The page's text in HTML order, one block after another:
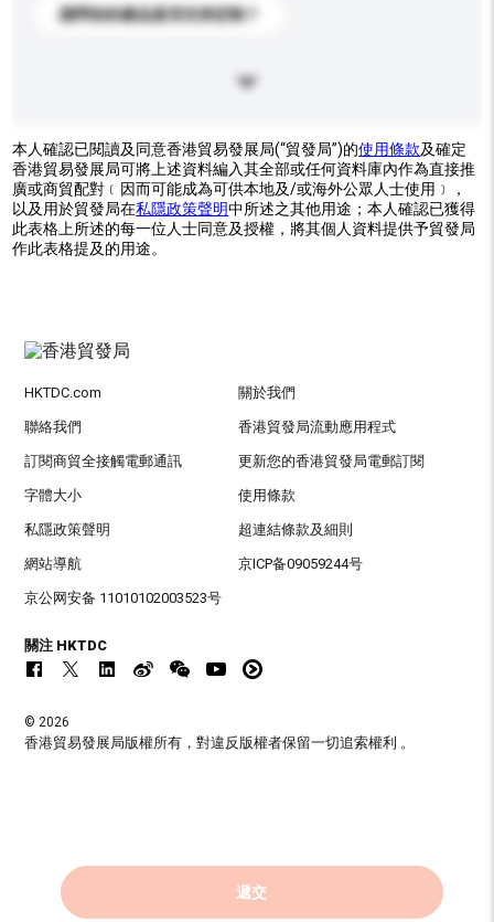
請問你的產品是否支持定制？
本人確認已閱讀及同意香港貿易發展局(“貿發局”)的使用條款及確定
香港貿易發展局可將上述資料編入其全部或任何資料庫內作為直接推
廣或商貿配對﹝因而可能成為可供本地及/或海外公眾人士使用﹞，
以及用於貿發局在私隱政策聲明中所述之其他用途；本人確認已獲得
此表格上所述的每一位人士同意及授權，將其個人資料提供予貿發局
作此表格提及的用途。
遞交
HKTDC.com 關於我們
聯絡我們 香港貿發局流動應用程式
訂閱商貿全接觸電郵通訊 更新您的香港貿發局電郵訂閱
字體大小 使用條款
私隱政策聲明 超連結條款及細則
網站導航 京ICP备09059244号
京公网安备 11010102003523号
關注 HKTDC
© 2026
香港貿易發展局版權所有，對違反版權者保留一切追索權利 。